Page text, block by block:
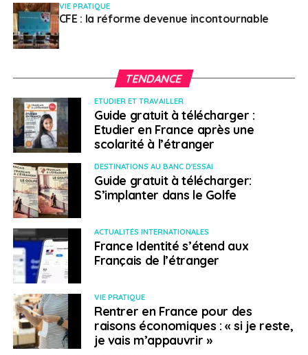
VIE PRATIQUE
CFE : la réforme devenue incontournable
TENDANCE
ETUDIER ET TRAVAILLER
Guide gratuit à télécharger :
Etudier en France après une
scolarité à l’étranger
DESTINATIONS AU BANC D'ESSAI
Guide gratuit à télécharger:
S’implanter dans le Golfe
ACTUALITÉS INTERNATIONALES
France Identité s’étend aux
Français de l’étranger
VIE PRATIQUE
Rentrer en France pour des
raisons économiques : « si je reste,
je vais m’appauvrir »